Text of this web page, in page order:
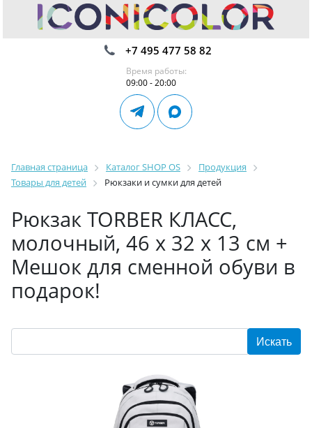
+7 495 477 58 82
Время работы:
09:00 - 20:00
Главная страница Каталог SHOP OS
Продукция
Товары для детей
Рюкзаки и сумки для детей
Рюкзак TORBER КЛАСС,
молочный, 46 х 32 х 13 см +
Мешок для сменной обуви в
подарок!